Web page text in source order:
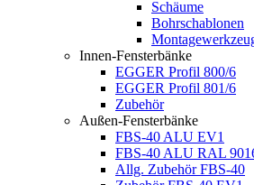
Schäume
Bohrschablonen
Innen-Fensterbänke
EGGER Profil 800/6
EGGER Profil 801/6
Zubehör
Außen-Fensterbänke
FBS-40 ALU EV1
FBS-40 ALU RAL
Allg. Zubehör FBS-40